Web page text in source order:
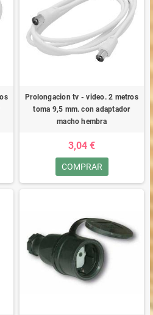
Prolongacion tv - video. 2 metros
toma 9,5 mm. con adaptador
macho hembra
3,04 €
COMPRAR